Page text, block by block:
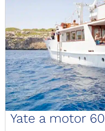
Yate a motor 60